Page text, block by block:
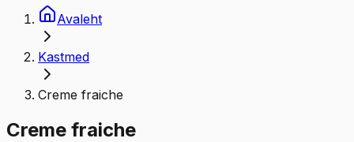
Avaleht
Kastmed
Creme fraiche
Creme fraiche